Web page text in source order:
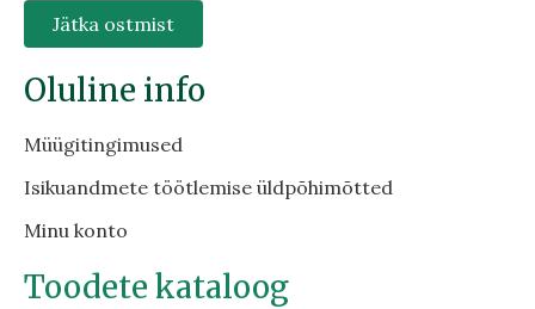
Jätka ostmist
Oluline info
Müügitingimused
Isikuandmete töötlemise üldpõhimõtted
Minu konto
Toodete kataloog